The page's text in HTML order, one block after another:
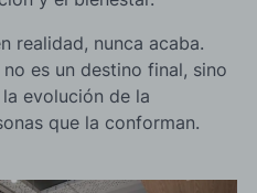
realidad, nunca acaba.
es un destino final, sino
evolución de la
que la conforman.